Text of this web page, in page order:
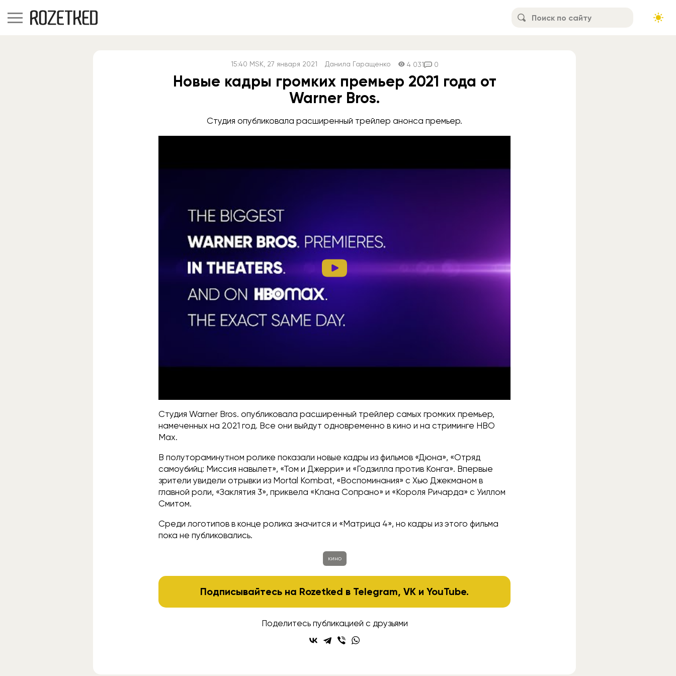
15:40 MSK, 27 января 2021 Данила Гаращенко 4 031 0
Новые кадры громких премьер 2021 года от
Warner Bros.
Студия опубликовала расширенный трейлер анонса премьер.
Студия Warner Bros. опубликовала расширенный трейлер самых громких премьер,
намеченных на 2021 год. Все они выйдут одновременно в кино и на стриминге HBO
Max.
В полутораминутном ролике показали новые кадры из фильмов «Дюна», «Отряд
самоубийц: Миссия навылет», «Том и Джерри» и «Годзилла против Конга». Впервые
зрители увидели отрывки из Mortal Kombat, «Воспоминания» с Хью Джекманом в
главной роли, «Заклятия 3», приквела «Клана Сопрано» и «Короля Ричарда» с Уиллом
Смитом.
Среди логотипов в конце ролика значится и «Матрица 4», но кадры из этого фильма
пока не публиковались.
кино
Подписывайтесь на Rozetked в Telegram,VK иYouTube.
Поделитесь публикацией с друзьями